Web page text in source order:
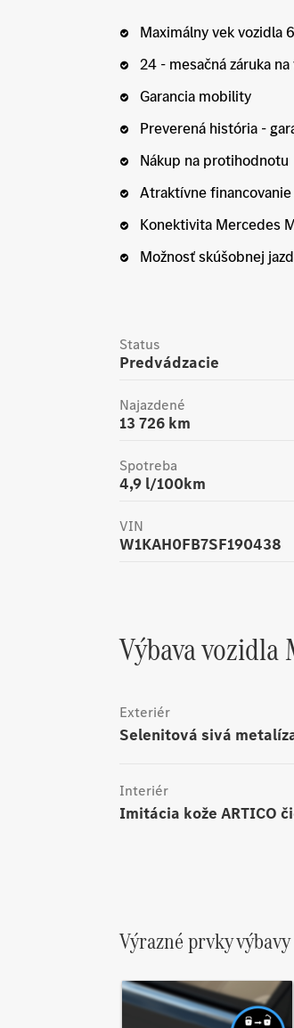
Maximálny vek vozidla
24 - mesačná záruka
Garancia mobility
Preverená história -
Nákup na protihodnotu
Atraktívne
Konektivita Mercedes
Možnosť skúšobnej
Predvádzacie
Status
13 726 km
Najazdené
4,9 l/100km
Spotreba
W1KAH0FB7SF190438
VIN
Výbava vozidla
selenitová sivá
Exteriér
imitácia kože ARTICO
Interiér
Výrazné prvky výbavy